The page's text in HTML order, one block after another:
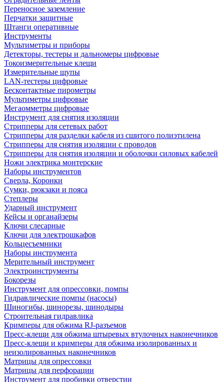
Переносное заземление
Перчатки защитные
Штанги оперативные
Инструменты
Мультиметры и приборы
Детекторы, тестеры и дальномеры цифровые
Токоизмерительные клещи
Измерительные щупы
LAN-тестеры цифровые
Бесконтактные пирометры
Мультиметры цифровые
Мегаомметры цифровые
Инструмент для снятия изоляции
Стрипперы для сетевых работ
Стрипперы для разделки кабеля из сшитого полиэтилена
Cтрипперы для снятия изоляции с проводов
Стрипперы для снятия изоляции и оболочки силовых кабелей
Ножи электрика монтерские
Наборы инструментов
Сверла, Коронки
Сумки, рюкзаки и пояса
Степлеры
Ударный инструмент
Кейсы и органайзеры
Ключи слесарные
Ключи для электрошкафов
Кольцесъемники
Наборы инструмента
Мерительный инструмент
Электроинструменты
Бокорезы
Инструмент для опрессовки, помпы
Гидравлические помпы (насосы)
Шиногибы, шинорезы, шинодыры
Строительная гидравлика
Кримперы для обжима RJ-разъемов
Пресс-клещи для обжима штыревых втулочных наконечников
Пресс-клещи и кримперы для обжима изолированных и
неизолированных наконечников
Матрицы для опрессовки
Матрицы для перфорации
Инструмент для пробивки отверстии